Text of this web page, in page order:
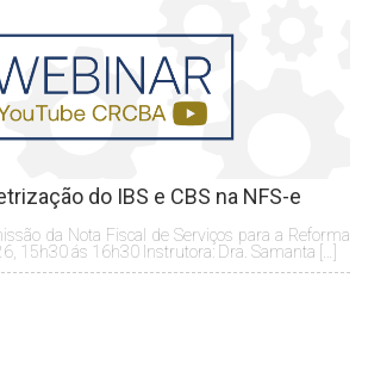
do IBS e CBS na NFS-e
da Nota Fiscal de Serviços para a Reforma
15h30 ás 16h30 Instrutora: Dra. Samanta […]